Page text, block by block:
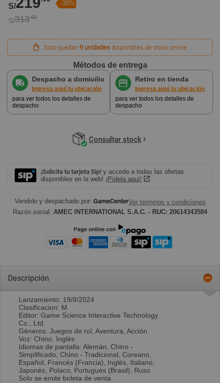
S/ -30%
S/313.00
Solo quedan9 unidades disponibles de stock online
Métodos de entrega
Despacho a domicilio
Ingresa aquí tu ubicación
para ver todos los detalles de
despacho
Retiro en tienda
Ingresa aquí tu ubicación
para ver todos los detalles de
despacho
Consultar stock
¡Solicita tu tarjeta Sip! y accede a todas las ofertas
disponibles en la web! ¡Pídela aquí!
Vendido y despachado por: GameCenterVer términos y condiciones
Razón social: AMEC INTERNATIONAL S.A.C. - RUC: 20614343584
Descripción
Lanzamiento: 19/8/2024
Clasificacion: M
Editor: Game Science Interactive Technology
Co., Ltd.
Géneros: Juegos de rol, Aventura, Acción
Voz: Chino, Inglés
Idiomas de pantalla: Alemán, Chino -
Simplificado, Chino - Tradicional, Coreano,
Español, Francés (Francia), Inglés, Italiano,
Japonés, Polaco, Portugués (Brasil), Ruso
Solo se emite boleta de venta